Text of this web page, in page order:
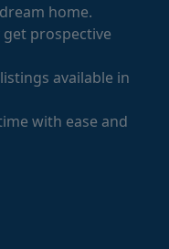
home.
prospective
available in
with ease and